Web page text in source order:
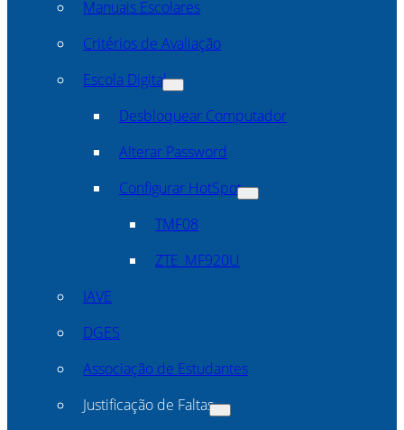
Manuais Escolares
Critérios de Avaliação
Escola Digital
Desbloquear Computador
Alterar Password
Configurar HotSpot
TMF08
ZTE_MF920U
IAVE
DGES
Associação de Estudantes
Justificação de Faltas